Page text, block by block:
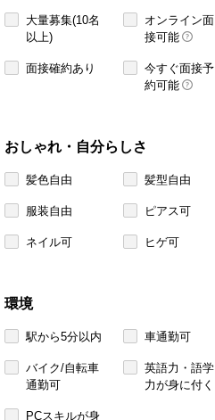
大量募集(10名
以上)
オンライン面
接可能
面接確約あり
今すぐ面接予
約可能
おしゃれ・自分らしさ
髪色自由 髪型自由
服装自由 ピアス可
ネイル可 ヒゲ可
環境
駅から5分以内 車通勤可
バイク/自転車
通勤可
英語力・語学
力が身に付く
PCスキルが身